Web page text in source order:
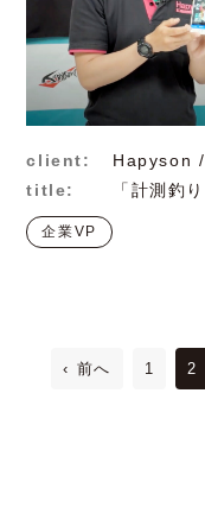
client:
Hapyson /
title:
「計測釣
企業VP
‹ 前へ 1 2